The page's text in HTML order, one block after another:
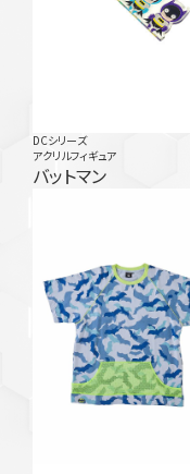
DCシリーズ
アクリルフィギュア
バットマン